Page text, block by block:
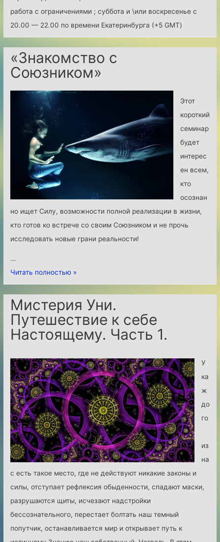
работа с ограничениями ; суббота и \или воскресенье с
20.00 — 22.00 по времени Екатеринбурга (+5 GMT)
«Знакомство с
Союзником»
Этот
короткий
семинар
будет
интерес
ен всем,
кто
осознан
но ищет Силу, возможности полной реализации в жизни,
кто готов ко встрече со своим Союзником и не прочь
исследовать новые грани реальности!
…
«
З
н
а
к
о
с
т
в
о
с
С
о
и
Читать полностью »
Мистерия Уни.
Путешествие к себе
Настоящему. Часть 1.
У
ка
ж
до
го
из
на
с есть такое место, где не действуют никакие законы и
силы, отступает рефлексия обыденности, спадают маски,
разрушаются щиты, исчезают надстройки
бессознательного, перестает болтать наш темный
попутчик, останавливается мир и открывает путь к